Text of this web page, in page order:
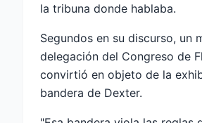
la tribuna donde hablaba.
Segundos en su discurso, un
delegación del Congreso de
convirtió en objeto de la
bandera de Dexter.